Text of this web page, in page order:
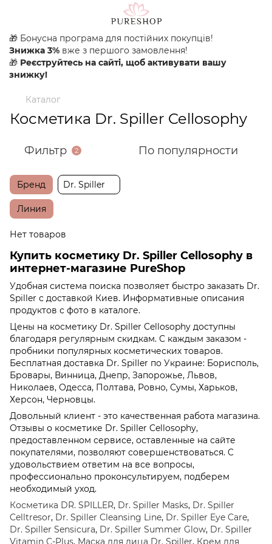
🎁 Бонусна програма для постійних покупців!
Знижка 3% вже з першого замовлення!
🎁 Реєструйтесь на сайті, щоб активувати вашу
знижку!
Каталог
Косметика Dr. Spiller Cellosophy
Фильтр 2 По популярности
Бренд Dr. Spiller
Линия
Нет товаров
Купить косметику Dr. Spiller Cellosophy в
интернет-магазине PureShop
Удобная система поиска позволяет быстро заказать Dr.
Spiller с доставкой Киев. Информативные описания
продуктов с фото в каталоге.
Цены на косметику Dr. Spiller Cellosophy доступны
благодаря регулярным скидкам. С каждым заказом -
пробники популярных косметических товаров.
Бесплатная доставка Dr. Spiller по Украине: Борисполь,
Бровары, Винница, Днепр, Запорожье, Львов,
Николаев, Одесса, Полтава, Ровно, Сумы, Харьков,
Херсон, Черновцы.
Довольный клиент - это качественная работа магазина.
Отзывы о косметике Dr. Spiller Cellosophy,
предоставленном сервисе, оставленные на сайте
покупателями, позволяют совершенствоваться. C
удовольствием ответим на все вопросы,
профессионально проконсультируем, подберем
необходимый уход.
Косметика DR. SPILLER, Dr. Spiller Masks, Dr. Spiller
Celltresor, Dr. Spiller Cleansing Line, Dr. Spiller Eye Care,
Dr. Spiller Sensicura, Dr. Spiller Summer Glow, Dr. Spiller
Vitamin C-Plus, Маска для лица Dr. Spiller, Крем для